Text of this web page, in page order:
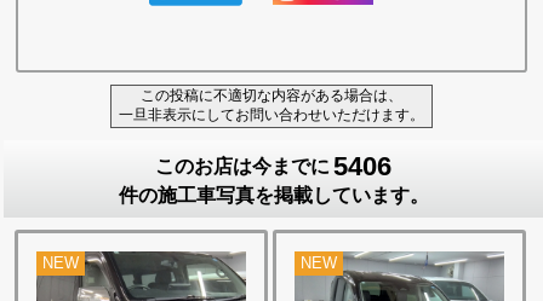
この投稿に不適切な内容がある場合は、
一旦非表示にしてお問い合わせいただけます。
このお店は今までに 5406
件の施工車写真を掲載しています。
NEW NEW